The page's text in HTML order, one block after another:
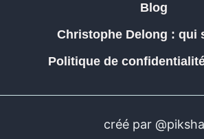
Blog
Christophe Delong : qui
Politique de
créé par @piksha